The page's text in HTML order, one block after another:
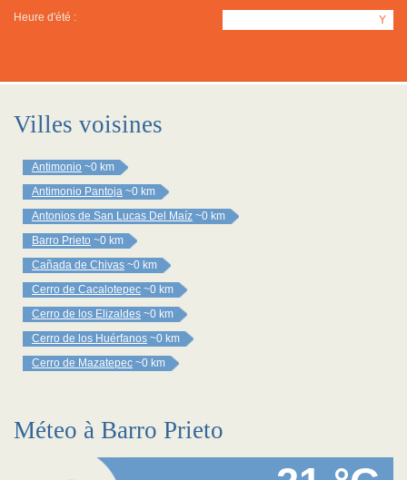
Heure d'été : Y
Villes voisines
Antimonio ~0 km
Antimonio Pantoja ~0 km
Antonios de San Lucas Del Maíz ~0 km
Barro Prieto ~0 km
Cañada de Chivas ~0 km
Cerro de Cacalotepec ~0 km
Cerro de los Elizaldes ~0 km
Cerro de los Huérfanos ~0 km
Cerro de Mazatepec ~0 km
Méteo à Barro Prieto